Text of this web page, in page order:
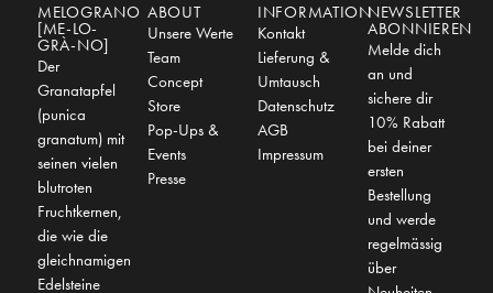
MELOGRANO
[ME-LO-
GRÀ-NO]
Der
Granatapfel
(punica
granatum) mit
seinen vielen
blutroten
Fruchtkernen,
die wie die
gleichnamigen
Edelsteine
ABOUT
Unsere Werte
Team
Concept
Store
Pop-Ups &
Events
Presse
INFORMATION
Kontakt
Lieferung &
Umtausch
Datenschutz
AGB
Impressum
NEWSLETTER
ABONNIEREN
Melde dich
an und
sichere dir
10% Rabatt
bei deiner
ersten
Bestellung
und werde
regelmässig
über